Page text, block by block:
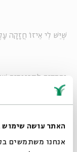
האתר עושה שימוש
שֶׁיֵּשׁ לִי אֵיזוֹ חֲזָקָה
וְהַהֵדִים לַתַּרְגּוּמִים